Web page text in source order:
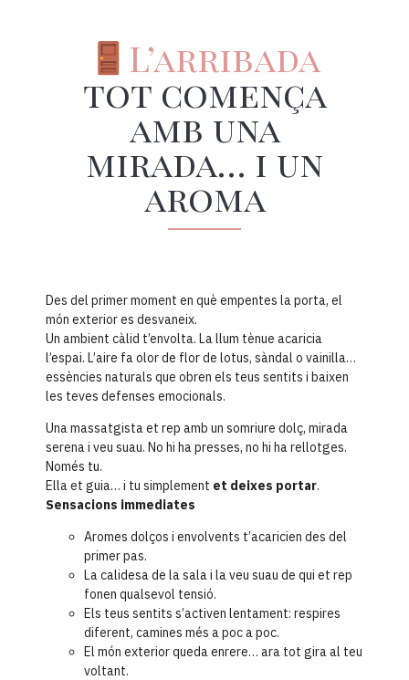
L’arribada
tot comença
amb una
mirada… i un
aroma
Des del primer moment en què empentes la porta, el
món exterior es desvaneix.
Un ambient càlid t’envolta. La llum tènue acaricia
l’espai. L’aire fa olor de flor de lotus, sàndal o vainilla…
essències naturals que obren els teus sentits i baixen
les teves defenses emocionals.
Una massatgista et rep amb un somriure dolç, mirada
serena i veu suau. No hi ha presses, no hi ha rellotges.
Només tu.
Ella et guia… i tu simplement et deixes portar.
Sensacions immediates
Aromes dolços i envolvents t’acaricien des del
primer pas.
La calidesa de la sala i la veu suau de qui et rep
fonen qualsevol tensió.
Els teus sentits s’activen lentament: respires
diferent, camines més a poc a poc.
El món exterior queda enrere… ara tot gira al teu
voltant.